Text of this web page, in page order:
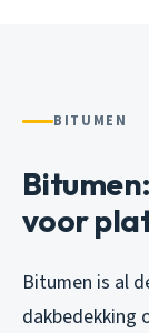
BITUMEN
voor
Bitumen is al
dakbedekking